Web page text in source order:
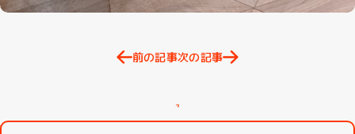
前の記事次の記事
一覧に戻る